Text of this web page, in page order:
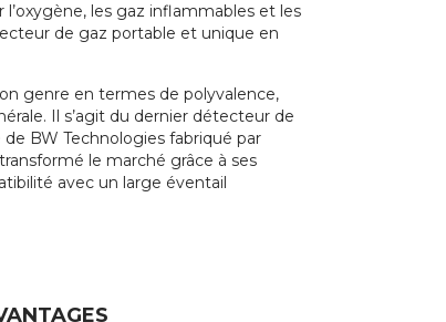
les gaz inflammables et les
de gaz portable et unique en
genre en termes de polyvalence,
Il s’agit du dernier détecteur de
BW Technologies fabriqué par
le marché grâce à ses
avec un large éventail